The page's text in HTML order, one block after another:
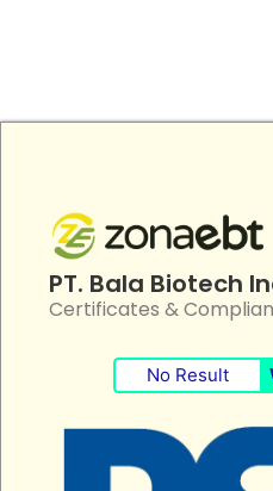
PT. Bala Biotech
Certificates &
No Result